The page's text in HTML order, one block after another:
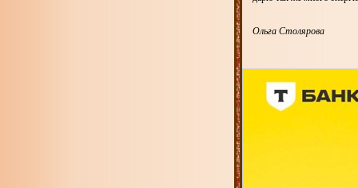
Ольга Столярова